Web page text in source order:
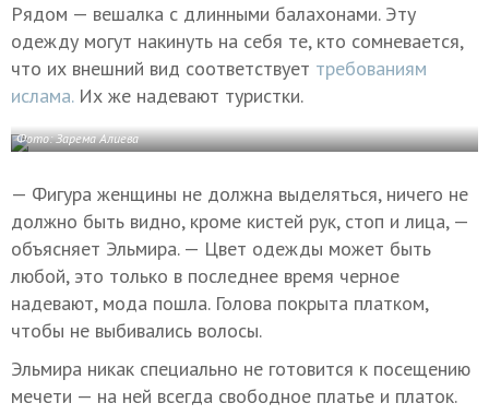
Рядом — вешалка с длинными балахонами. Эту
одежду могут накинуть на себя те, кто сомневается,
что их внешний вид соответствует требованиям
ислама.Их же надевают туристки.
Фото: Зарема Алиева
— Фигура женщины не должна выделяться, ничего не
должно быть видно, кроме кистей рук, стоп и лица, —
объясняет Эльмира. — Цвет одежды может быть
любой, это только в последнее время черное
надевают, мода пошла. Голова покрыта платком,
чтобы не выбивались волосы.
Эльмира никак специально не готовится к посещению
мечети — на ней всегда свободное платье и платок.